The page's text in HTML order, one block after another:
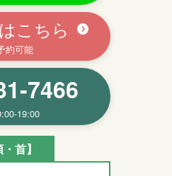
こちら
約可能
7466
19:00
首】